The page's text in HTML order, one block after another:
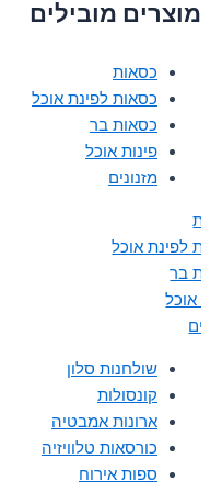
מוצרים מובילים
כסאות
כסאות לפינת אוכל
כסאות בר
פינות אוכל
מזנונים
לפינת אוכל
בר
אוכל
שולחנות סלון
קונסולות
ארונות אמבטיה
כורסאות טלוויזיה
ספות אירוח